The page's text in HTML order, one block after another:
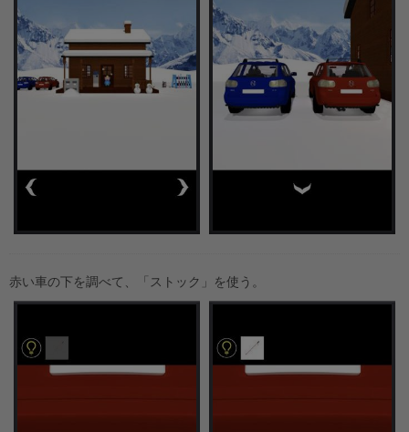
赤い車の下を調べて、「ストック」を使う。